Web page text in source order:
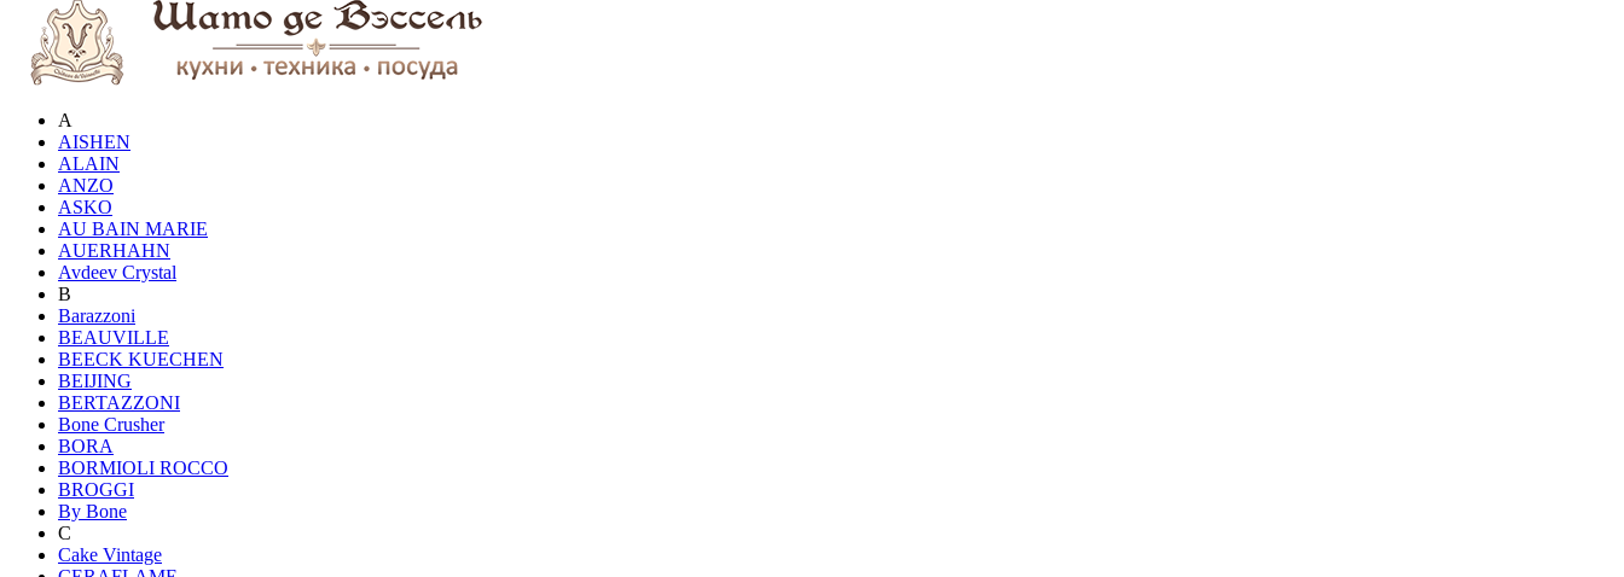
A
AISHEN
ALAIN
ANZO
ASKO
AU BAIN MARIE
AUERHAHN
Avdeev Crystal
B
Barazzoni
BEAUVILLE
BEECK KUECHEN
BEIJING
BERTAZZONI
Bone Crusher
BORA
BORMIOLI ROCCO
BROGGI
By Bone
C
Cake Vintage